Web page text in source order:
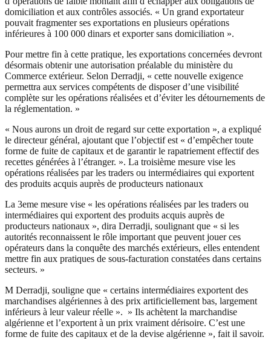
domiciliation et aux contrôles associés. « Un grand exportateur
pouvait fragmenter ses exportations en plusieurs opérations
inférieures à 100 000 dinars et exporter sans domiciliation ».
Pour mettre fin à cette pratique, les exportations concernées devront
désormais obtenir une autorisation préalable du ministère du
Commerce extérieur. Selon Derradji, « cette nouvelle exigence
permettra aux services compétents de disposer d’une visibilité
complète sur les opérations réalisées et d’éviter les détournements de
la réglementation. »
« Nous aurons un droit de regard sur cette exportation », a expliqué
le directeur général, ajoutant que l’objectif est « d’empêcher toute
forme de fuite de capitaux et de garantir le rapatriement effectif des
recettes générées à l’étranger. ». La troisième mesure vise les
opérations réalisées par les traders ou intermédiaires qui exportent
des produits acquis auprès de producteurs nationaux
La 3eme mesure vise « les opérations réalisées par les traders ou
intermédiaires qui exportent des produits acquis auprès de
producteurs nationaux », dira Derradji, soulignant que « si les
autorités reconnaissent le rôle important que peuvent jouer ces
opérateurs dans la conquête des marchés extérieurs, elles entendent
mettre fin aux pratiques de sous-facturation constatées dans certains
secteurs. »
M Derradji, souligne que « certains intermédiaires exportent des
marchandises algériennes à des prix artificiellement bas, largement
inférieurs à leur valeur réelle ». » Ils achètent la marchandise
algérienne et l’exportent à un prix vraiment dérisoire. C’est une
forme de fuite des capitaux et de la devise algérienne », fait il savoir.